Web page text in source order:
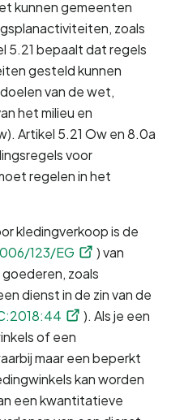
kunnen gemeenten
zoals
5.21 bepaalt dat regels
gesteld kunnen
van de wet,
het milieu en
Artikel 5.21 Ow en 8.0a
voor
regelen in het
kledingverkoop is de
123/EG
) van
zoals
dienst in de zin van de
). Als je een
of een
maar een beperkt
kan worden
een kwantitatieve